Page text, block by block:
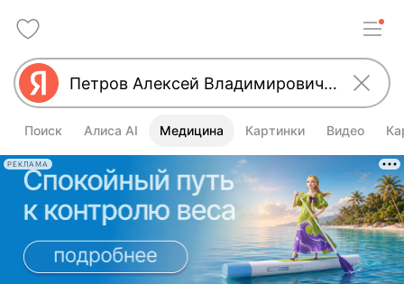
Поиск Алиса AI Медицина Картинки Видео
РЕКЛАМА